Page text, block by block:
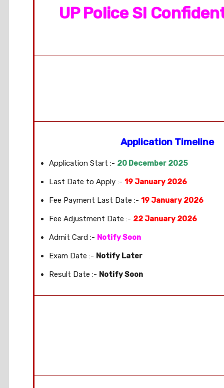
UP Police SI
Application Timeline
Application Start :- 20 December 2025
Last Date to Apply :- 19 January 2026
Fee Payment Last Date :- 19 January 2026
Fee Adjustment Date :- 22 January 2026
Admit Card :- Notify Soon
Exam Date :- Notify Later
Result Date :- Notify Soon